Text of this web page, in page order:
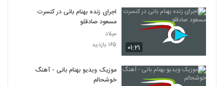
۰۱:۲۱
اجرای زنده بهنام بانی در کنسرت
مسعود صادقلو
میلاد
۱۶۵ بازدید
موزیک ویدیو بهنام بانی - آهنگ
خوشحالم